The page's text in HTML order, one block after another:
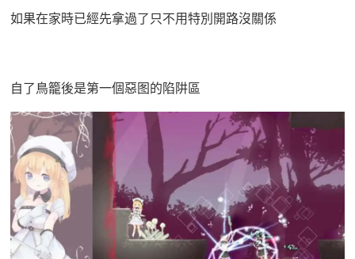
如果在家時已經先拿過了只不用特別開路沒關係
自了鳥籠後是第一個惡图的陷阱區